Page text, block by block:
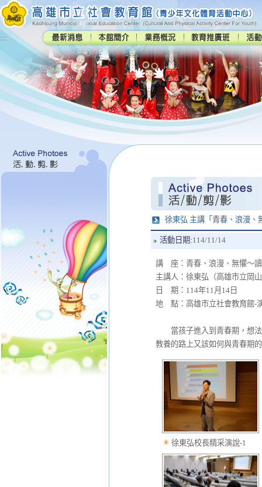
:::
徐東弘 主講「青春、浪漫、
活動日期:114/11/14
講 座：青春、浪漫、無懼～
主講人：徐東弘（高雄市立岡
日 期：114年11月14日
地 點：高雄市立社會教育館-
當孩子進入到青春期，想法
教養的路上又該如何與青春期
徐東弘校長精采演說-1